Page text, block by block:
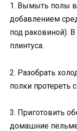
1. Вымыть полы
добавлением
под раковиной).
плинтуса.
2. Разобрать
полки протереть
3. Приготовить
домашние